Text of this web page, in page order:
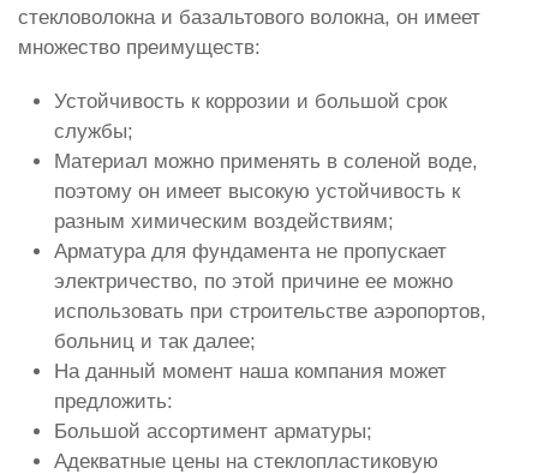
стекловолокна и базальтового волокна, он имеет
множество преимуществ:
Устойчивость к коррозии и большой срок
службы;
Материал можно применять в соленой воде,
поэтому он имеет высокую устойчивость к
разным химическим воздействиям;
Арматура для фундамента не пропускает
электричество, по этой причине ее можно
использовать при строительстве аэропортов,
больниц и так далее;
На данный момент наша компания может
предложить:
Большой ассортимент арматуры;
Адекватные цены на стеклопластиковую